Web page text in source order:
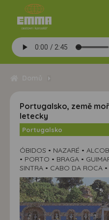
Portugalsko, země
letecky
Portugalsko
ÓBIDOS • NAZARÉ •
• PORTO • BRAGA •
SINTRA • CABO DA ROCA